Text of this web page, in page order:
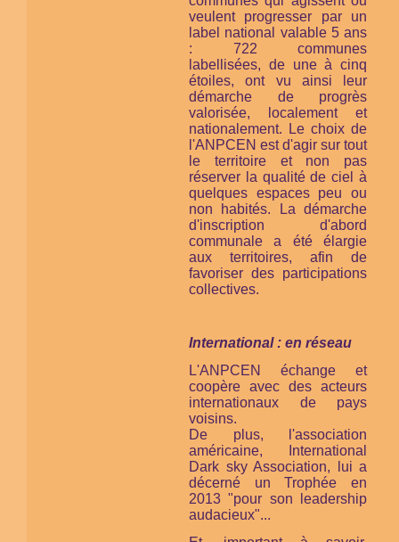
veulent progresser par un
label national valable 5 ans
: 722 communes
labellisées, de une à cinq
étoiles, ont vu ainsi leur
démarche de progrès
valorisée, localement et
nationalement. Le choix de
l'ANPCEN est d'agir sur tout
le territoire et non pas
réserver la qualité de ciel à
quelques espaces peu ou
non habités. La démarche
d'inscription d'abord
communale a été élargie
aux territoires, afin de
favoriser des participations
collectives.
International : en réseau
L'ANPCEN échange et
coopère avec des acteurs
internationaux de pays
voisins.
De plus, l'association
américaine,
International
Dark sky Association,
lui a
décerné un Trophée en
2013 "pour son leadership
audacieux"...